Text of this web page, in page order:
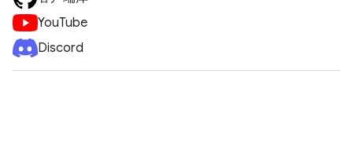
YouTube
Discord